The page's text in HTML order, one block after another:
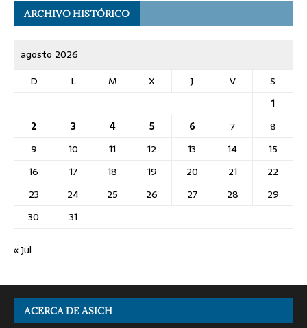
ARCHIVO HISTÓRICO
agosto 2026
D
L M X J V
S
1
2
3 4 5 6 7
8
9
10 11 12 13 14
15
16
17 18 19 20 21
22
23
24 25 26 27 28
29
30
31
« Jul
ACERCA DE ASICH